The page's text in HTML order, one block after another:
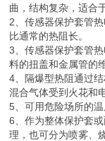
曲，结构复杂，适合
2、传感器保护套管
比通常的热阻长。
3、传感器保护套管
料的扭盖和金属管的
4、隔爆型热阻通过
混合气体受到火花和
5、可用危险场所的温
6、作为整体保护套
理，也可分为喷雾、